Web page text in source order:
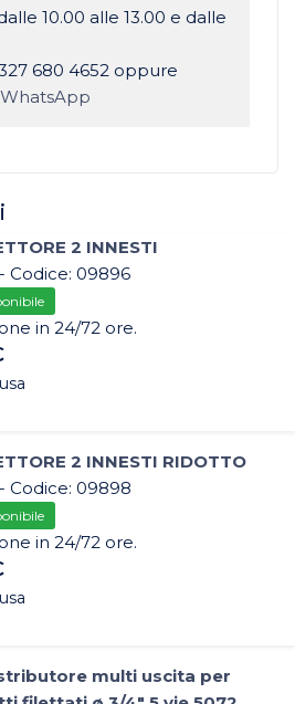
10.00 alle 13.00 e dalle
680 4652 oppure
WhatsApp
2 INNESTI
Codice: 09896
in 24/72 ore.
2 INNESTI RIDOTTO
Codice: 09898
in 24/72 ore.
multi uscita per